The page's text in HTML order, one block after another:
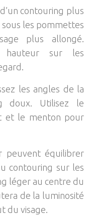
contouring plus
les pommettes
plus allongé.
hauteur sur les
les angles de la
doux. Utilisez le
et le menton pour
peuvent équilibrer
contouring sur les
léger au centre du
de la luminosité
du visage.